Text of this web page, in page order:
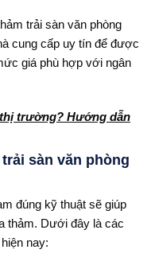
trải sàn văn phòng
cung cấp uy tín để được
giá phù hợp với ngân
trường? Hướng dẫn
sàn văn phòng
đúng kỹ thuật sẽ giúp
thảm. Dưới đây là các
nay: